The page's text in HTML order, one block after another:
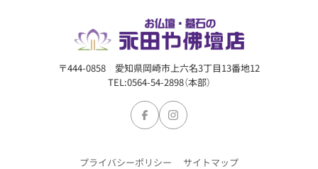
〒444-0858 愛知県岡崎市上六名3丁目13番地12
TEL:0564-54-2898（本部）
プライバシーポリシー サイトマップ